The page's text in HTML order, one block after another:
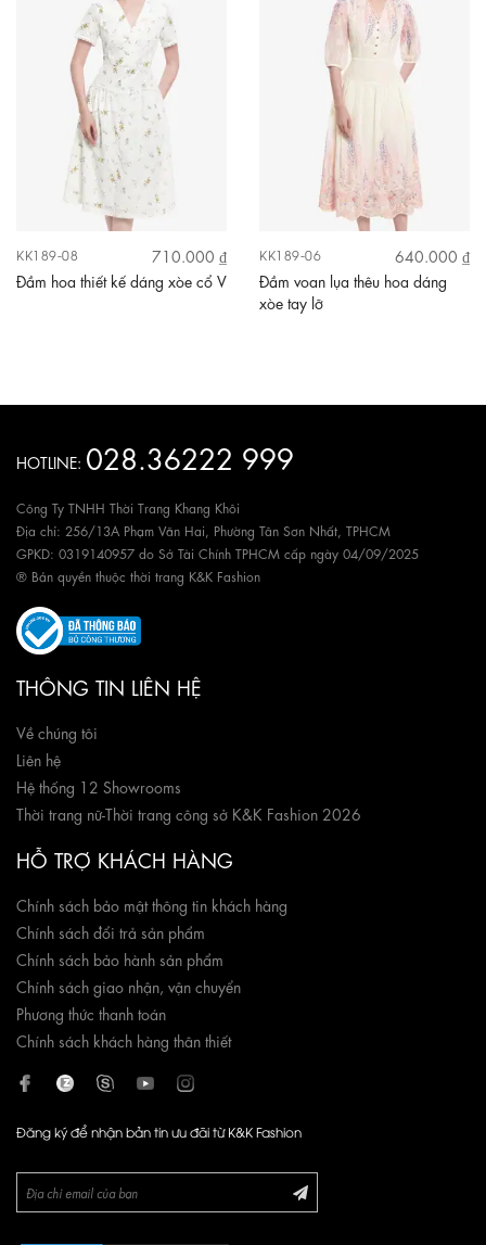
KK189-08
710.000 ₫
Đầm hoa thiết kế dáng xòe cổ V
KK189-06
640.000 ₫
Đầm voan lụa thêu hoa dáng
xòe tay lỡ
HOTLINE: 028.36222 999
Công Ty TNHH Thời Trang Khang Khôi
Địa chỉ: 256/13A Phạm Văn Hai, Phường Tân Sơn Nhất, TPHCM
GPKD: 0319140957 do Sở Tài Chính TPHCM cấp ngày 04/09/2025
® Bản quyền thuộc thời trang K&K Fashion
THÔNG TIN LIÊN HỆ
Về chúng tôi
Liên hệ
Hệ thống 12 Showrooms
Thời trang nữ-Thời trang công sở K&K Fashion 2026
HỖ TRỢ KHÁCH HÀNG
Chính sách bảo mật thông tin khách hàng
Chính sách đổi trả sản phẩm
Chính sách bảo hành sản phẩm
Chính sách giao nhận, vận chuyển
Phương thức thanh toán
Chính sách khách hàng thân thiết
Đăng ký để nhận bản tin ưu đãi từ K&K Fashion